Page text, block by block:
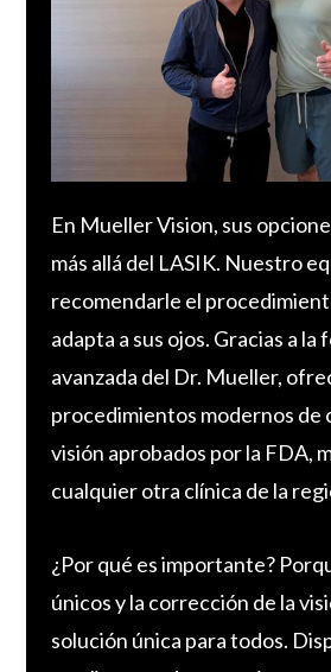
En Mueller Vision, sus
más allá del LASIK. Nuestro
recomendarle el
adapta a sus ojos. Gracias a la
avanzada del Dr. Mueller,
procedimientos modernos de
visión aprobados por la FDA,
cualquier otra clínica de la
¿Por qué es importante?
únicos y la corrección de la
solución única para todos.